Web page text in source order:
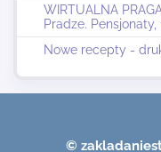
WIRTUALNA
Pradze.
Nowe recepty -
©